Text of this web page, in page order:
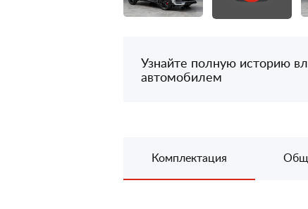
Узнайте полную историю
автомобилем
Комплектация